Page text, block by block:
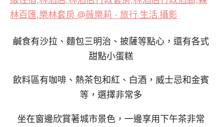
鹹食有沙拉、麵包三明治、披薩等點心，還有各式
甜點小蛋糕
飲料區有咖啡、熱茶包和紅、白酒，威士忌和金賓
等，選擇非常多
坐在窗邊欣賞著城市景色，一邊享用下午茶非常